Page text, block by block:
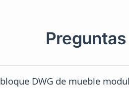
DWG de mueble